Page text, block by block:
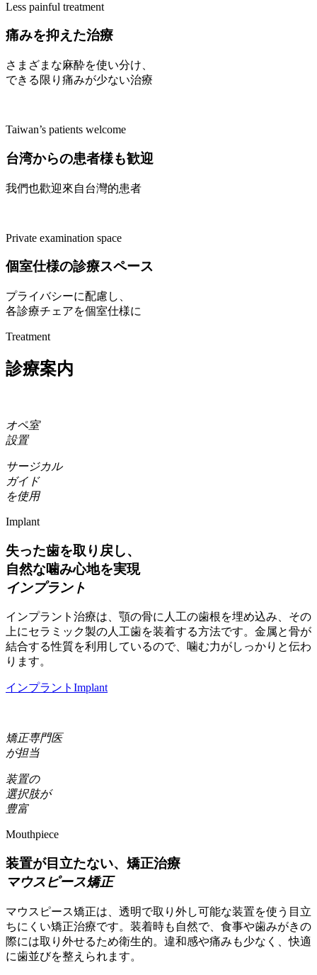
Less painful treatment
痛みを抑えた治療
さまざまな麻酔を使い分け、
できる限り痛みが少ない治療
Taiwan’s patients welcome
台湾からの患者様も歓迎
我們也歡迎來自台灣的患者
Private examination space
個室仕様の診療スペース
プライバシーに配慮し、
各診療チェアを個室仕様に
Treatment
診療案内
オペ室
設置
サージカル
ガイド
を使用
Implant
失った歯を取り戻し、
自然な噛み心地を実現
インプラント
インプラント治療は、顎の骨に人工の歯根を埋め込み、その
上にセラミック製の人工歯を装着する方法です。金属と骨が
結合する性質を利用しているので、噛む力がしっかりと伝わ
ります。
インプラント Implant
矯正専門医
が担当
装置の
選択肢が
豊富
Mouthpiece
装置が目立たない、矯正治療
マウスピース矯正
マウスピース矯正は、透明で取り外し可能な装置を使う目立
ちにくい矯正治療です。装着時も自然で、食事や歯みがきの
際には取り外せるため衛生的。違和感や痛みも少なく、快適
に歯並びを整えられます。